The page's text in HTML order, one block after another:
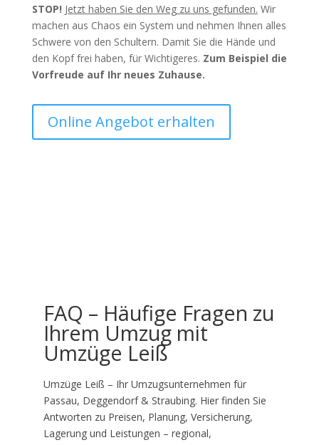
STOP! Jetzt haben Sie den Weg zu uns gefunden. Wir
machen aus Chaos ein System und nehmen Ihnen alles
Schwere von den Schultern. Damit Sie die Hände und
den Kopf frei haben, für Wichtigeres. Zum Beispiel die
Vorfreude auf Ihr neues Zuhause.
Online Angebot erhalten
FAQ – Häufige Fragen zu
Ihrem Umzug mit
Umzüge Leiß
Umzüge Leiß – Ihr Umzugsunternehmen für
Passau, Deggendorf & Straubing. Hier finden Sie
Antworten zu Preisen, Planung, Versicherung,
Lagerung und Leistungen – regional,